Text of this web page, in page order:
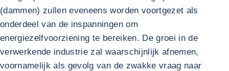
(dammen) zullen eveneens worden voortgezet als
onderdeel van de inspanningen om
energiezelfvoorziening te bereiken. De groei in de
verwerkende industrie zal waarschijnlijk afnemen,
voornamelijk als gevolg van de zwakke vraag naar